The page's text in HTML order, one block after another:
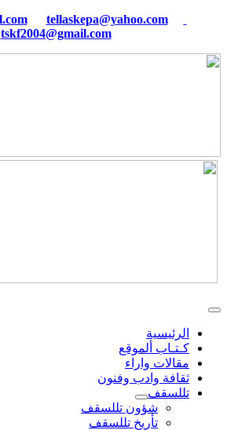
tellaskepa@yahoo.com
tskf2004@gmail.com
الرئيسية
كـتـاب ألموقع
مقالات واراء
ثقافة وادب وفنون
تللسقف
شؤون تللسقف
تأريخ تللسقف